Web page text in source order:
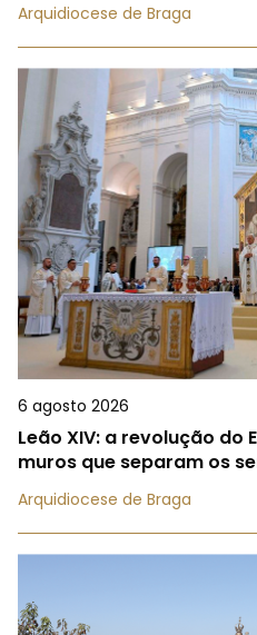
Arquidiocese de Braga
6 agosto 2026
Leão XIV: a revolução do
muros que separam os
Arquidiocese de Braga